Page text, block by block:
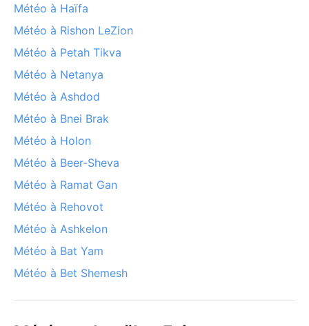
Météo à Haïfa
Météo à Rishon LeZion
Météo à Petah Tikva
Météo à Netanya
Météo à Ashdod
Météo à Bnei Brak
Météo à Holon
Météo à Beer-Sheva
Météo à Ramat Gan
Météo à Rehovot
Météo à Ashkelon
Météo à Bat Yam
Météo à Bet Shemesh